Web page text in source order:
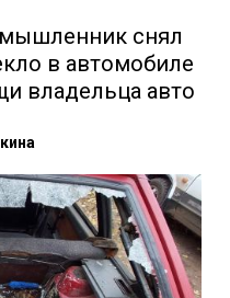
снял
в автомобиле
владельца авто